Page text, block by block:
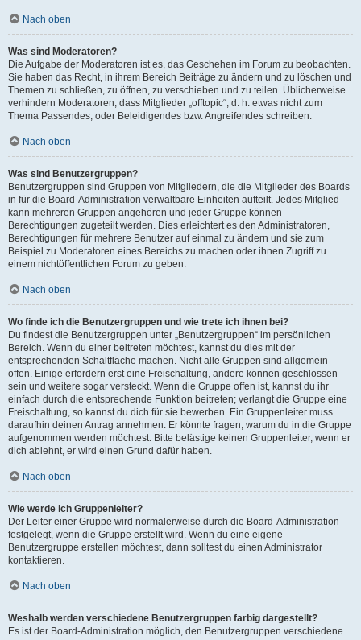
Nach oben
Was sind Moderatoren?
Die Aufgabe der Moderatoren ist es, das Geschehen im Forum zu beobachten.
Sie haben das Recht, in ihrem Bereich Beiträge zu ändern und zu löschen und
Themen zu schließen, zu öffnen, zu verschieben und zu teilen. Üblicherweise
verhindern Moderatoren, dass Mitglieder „offtopic“, d. h. etwas nicht zum
Thema Passendes, oder Beleidigendes bzw. Angreifendes schreiben.
Nach oben
Was sind Benutzergruppen?
Benutzergruppen sind Gruppen von Mitgliedern, die die Mitglieder des Boards
in für die Board-Administration verwaltbare Einheiten aufteilt. Jedes Mitglied
kann mehreren Gruppen angehören und jeder Gruppe können
Berechtigungen zugeteilt werden. Dies erleichtert es den Administratoren,
Berechtigungen für mehrere Benutzer auf einmal zu ändern und sie zum
Beispiel zu Moderatoren eines Bereichs zu machen oder ihnen Zugriff zu
einem nichtöffentlichen Forum zu geben.
Nach oben
Wo finde ich die Benutzergruppen und wie trete ich ihnen bei?
Du findest die Benutzergruppen unter „Benutzergruppen“ im persönlichen
Bereich. Wenn du einer beitreten möchtest, kannst du dies mit der
entsprechenden Schaltfläche machen. Nicht alle Gruppen sind allgemein
offen. Einige erfordern erst eine Freischaltung, andere können geschlossen
sein und weitere sogar versteckt. Wenn die Gruppe offen ist, kannst du ihr
einfach durch die entsprechende Funktion beitreten; verlangt die Gruppe eine
Freischaltung, so kannst du dich für sie bewerben. Ein Gruppenleiter muss
daraufhin deinen Antrag annehmen. Er könnte fragen, warum du in die Gruppe
aufgenommen werden möchtest. Bitte belästige keinen Gruppenleiter, wenn er
dich ablehnt, er wird einen Grund dafür haben.
Nach oben
Wie werde ich Gruppenleiter?
Der Leiter einer Gruppe wird normalerweise durch die Board-Administration
festgelegt, wenn die Gruppe erstellt wird. Wenn du eine eigene
Benutzergruppe erstellen möchtest, dann solltest du einen Administrator
kontaktieren.
Nach oben
Weshalb werden verschiedene Benutzergruppen farbig dargestellt?
Es ist der Board-Administration möglich, den Benutzergruppen verschiedene